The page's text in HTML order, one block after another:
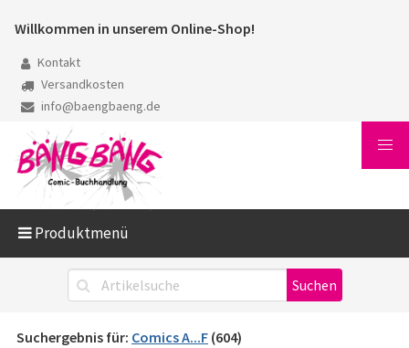
Willkommen in unserem Online-Shop!
Kontakt
Versandkosten
info@baengbaeng.de
Produktmenü
Suchergebnis für: Comics A...F (604)